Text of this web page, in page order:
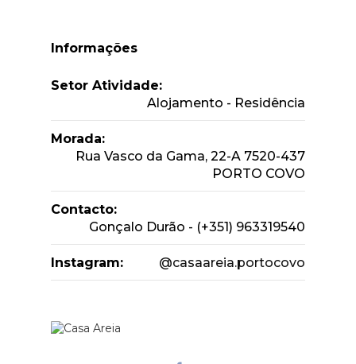
Informações
Setor Atividade:
Alojamento - Residência
Morada:
Rua Vasco da Gama, 22-A 7520-437
PORTO COVO
Contacto:
Gonçalo Durão - (+351) 963319540
Instagram: @casaareia.portocovo